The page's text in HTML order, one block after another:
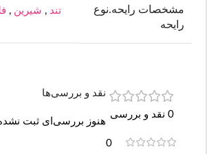
مشخصات رایحه.نوع
رایحه
تند , شیرین ,
0 نقد و بررسی
0
نقد و بررسی‌ها
هنوز بررسی‌ای ثبت